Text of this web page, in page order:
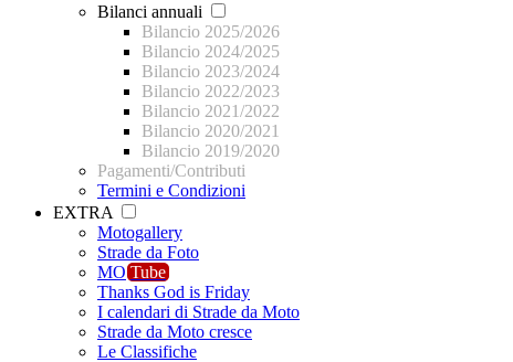
Bilanci annuali
Bilancio 2025/2026
Bilancio 2024/2025
Bilancio 2023/2024
Bilancio 2022/2023
Bilancio 2021/2022
Bilancio 2020/2021
Bilancio 2019/2020
Pagamenti/Contributi
Termini e Condizioni
EXTRA
Motogallery
Strade da Foto
MO Tube
Thanks God is Friday
I calendari di Strade da Moto
Strade da Moto cresce
Le Classifiche